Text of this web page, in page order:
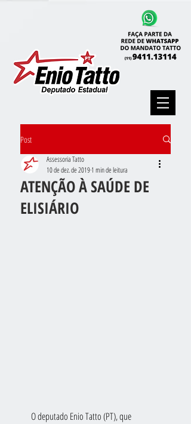
Post
ATENÇÃO À SAÚDE DE
ELISIÁRIO
Assessoria Tatto
10 de dez. de 20191 min de leitura
O deputado Enio Tatto (PT), que